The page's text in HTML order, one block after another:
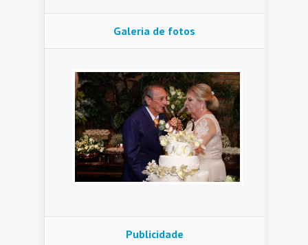
Galeria de fotos
Publicidade